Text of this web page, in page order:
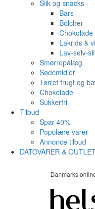
Slik og snacks
Bars
Bolcher
Chokolade
Lakrids &
Lav-selv-
Smørrepålæg
Sødemidler
Tørret frugt og
Chokolade
Sukkerfri
Tilbud
Spar 40%
Populære varer
Annonce tilbud
DATOVARER &
Danmarks